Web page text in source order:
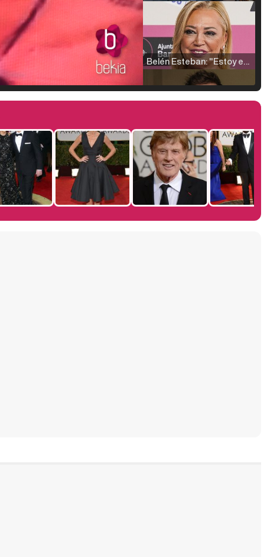
Belén Esteban: "Estoy emocionada, muy contenta y muy feliz por llegar a RTVE"
Manu Baqueiro: "Tuve como referente a Bruce Willis en 'Luz de Luna' para mi trabajo en la serie 'Perdiendo el juicio'"
Magdalena de Suecia responde a las críticas y explica por qué le han permitido lanzar su propio negocio